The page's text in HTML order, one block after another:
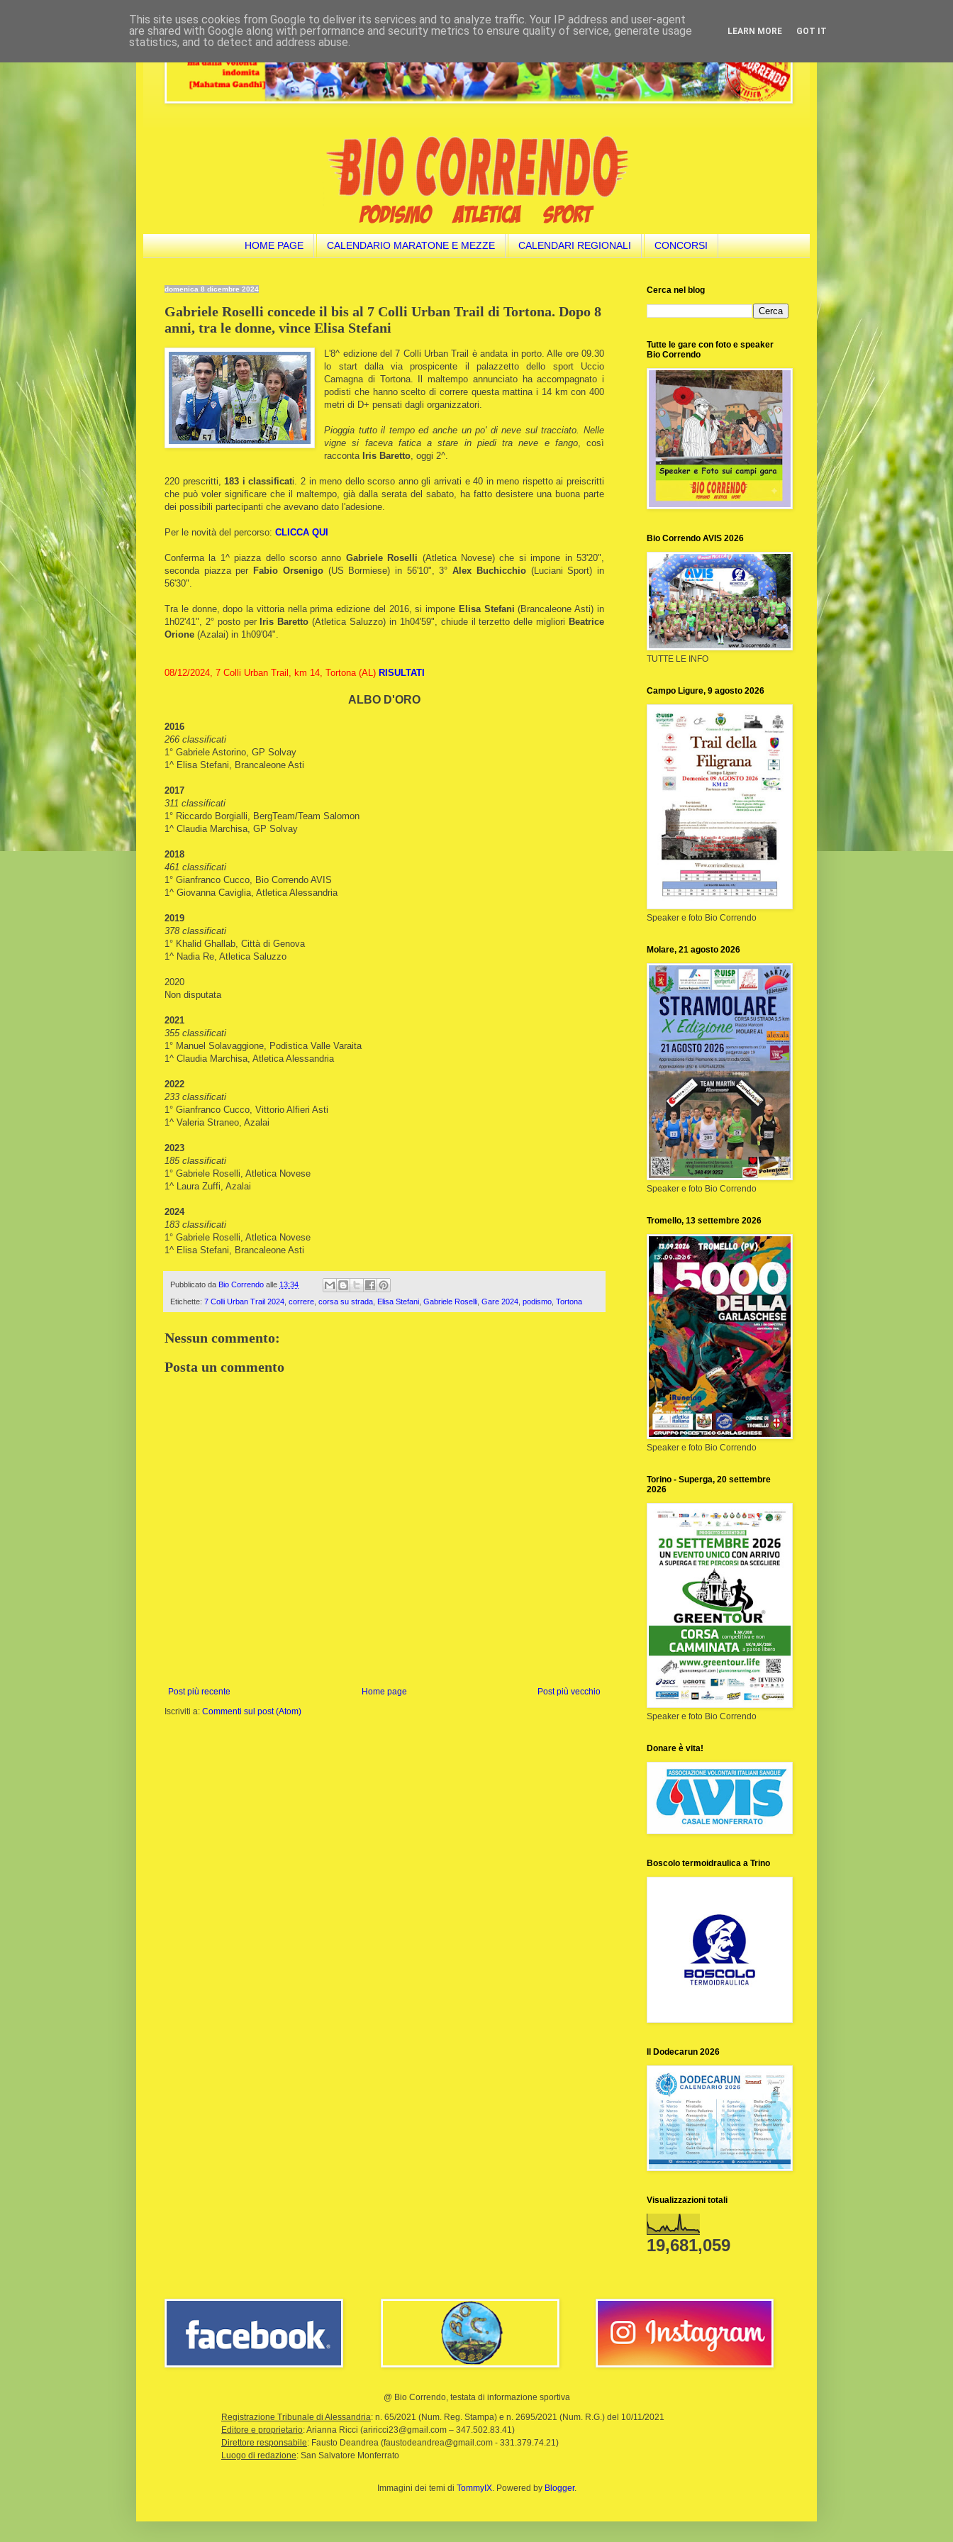
HOME PAGE CALENDARIO MARATONE E MEZZE CALENDARI REGIONALI CONCORSI
domenica 8 dicembre 2024
Gabriele Roselli concede il bis al 7 Colli Urban Trail di Tortona. Dopo 8
anni, tra le donne, vince Elisa Stefani
L'8^ edizione del 7 Colli Urban Trail è andata in porto. Alle ore 09.30
lo start dalla via prospicente il palazzetto dello sport Uccio
Camagna di Tortona.
Il maltempo annunciato ha accompagnato i
podisti che hanno scelto di correre questa mattina i 14 km con 400
metri di D+ pensati dagli organizzatori.
Pioggia tutto il tempo ed anche un po' di neve sul tracciato. Nelle
vigne si faceva fatica a stare in piedi tra neve e fango, così
racconta Iris Baretto , oggi 2^.
220 prescritti, 183 i classificati. 2 in meno dello scorso anno gli arrivati e 40 in meno rispetto ai preiscritti
che può voler significare che il maltempo, già dalla serata del sabato, ha fatto desistere una buona parte
dei possibili partecipanti che avevano dato l'adesione.
Per le novità del percorso: CLICCA QUI
Conferma la 1^ piazza dello scorso anno Gabriele Roselli (Atletica Novese) che si impone in 53'20",
seconda piazza per Fabio Orsenigo(US Bormiese) in 56'10", 3°Alex Buchicchio(Luciani Sport) in
56'30".
Tra le donne, dopo la vittoria nella prima edizione del 2016, si impone Elisa Stefani (Brancaleone Asti) in
1h02'41", 2° posto per Iris Baretto (Atletica Saluzzo) in 1h04'59", chiude il terzetto delle migliori Beatrice
Orione (Azalai) in 1h09'04".
08/12/2024, 7 Colli Urban Trail, km 14, Tortona (AL) RISULTATI
ALBO D'ORO
2016
266 classificati
1° Gabriele Astorino, GP Solvay
1^ Elisa Stefani, Brancaleone Asti
2017
311 classificati
1° Riccardo Borgialli, BergTeam/Team Salomon
1^ Claudia Marchisa, GP Solvay
2018
461 classificati
1° Gianfranco Cucco, Bio Correndo AVIS
1^ Giovanna Caviglia, Atletica Alessandria
2019
378 classificati
1° Khalid Ghallab, Città di Genova
1^ Nadia Re, Atletica Saluzzo
2020
Non disputata
2021
355 classificati
1° Manuel Solavaggione, Podistica Valle Varaita
1^ Claudia Marchisa, Atletica Alessandria
2022
233 classificati
1° Gianfranco Cucco, Vittorio Alfieri Asti
1^ Valeria Straneo, Azalai
2023
185 classificati
1° Gabriele Roselli, Atletica Novese
1^ Laura Zuffi, Azalai
2024
183 classificati
1° Gabriele Roselli, Atletica Novese
1^ Elisa Stefani, Brancaleone Asti
Pubblicato da Bio Correndo alle 13:34
Etichette: 7 Colli Urban Trail 2024 correre corsa su strada Elisa Stefani Gabriele Roselli Gare 2024 podismo Tortona
Nessun commento:
Posta un commento
Post più recente Post più vecchio
Home page
Iscriviti a: Commenti sul post (Atom)
Cerca nel blog
Tutte le gare con foto e speaker
Bio Correndo
Bio Correndo AVIS 2026
TUTTE LE INFO
Campo Ligure, 9 agosto 2026
Speaker e foto Bio Correndo
Molare, 21 agosto 2026
Speaker e foto Bio Correndo
Tromello, 13 settembre 2026
Speaker e foto Bio Correndo
Torino - Superga, 20 settembre
2026
Speaker e foto Bio Correndo
Donare è vita!
Boscolo termoidraulica a Trino
Il Dodecarun 2026
Visualizzazioni totali
19,681,059
@ Bio Correndo, testata di informazione sportiva
Registrazione Tribunale di Alessandria: n. 65/2021 (Num. Reg. Stampa) e n. 2695/2021 (Num. R.G.) del 10/11/2021
Editore e proprietario: Arianna Ricci (ariricci23@gmail.com – 347.502.83.41)
Direttore responsabile: Fausto Deandrea (faustodeandrea@gmail.com - 331.379.74.21)
Luogo di redazione: San Salvatore Monferrato
Immagini dei temi di TommyIX. Powered by Blogger.
This site uses cookies from Google to deliver its services and to analyze traffic. Your IP address and user-agent
are shared with Google along with performance and security metrics to ensure quality of service, generate usage
statistics, and to detect and address abuse.
LEARN MORE GOT IT